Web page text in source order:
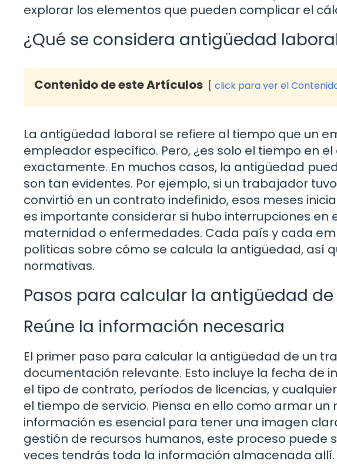
explorar los elementos que pueden complicar el
¿Qué se considera antigüedad
Contenido de este Artículos click para ver el
La antigüedad laboral se refiere al tiempo que un
empleador específico. Pero, ¿es solo el tiempo en
exactamente. En muchos casos, la antigüedad
son tan evidentes. Por ejemplo, si un trabajador
convirtió en un contrato indefinido, esos meses
es importante considerar si hubo interrupciones en
maternidad o enfermedades. Cada país y cada
políticas sobre cómo se calcula la antigüedad, así
normativas.
Pasos para calcular la antigüedad
Reúne la información necesaria
El primer paso para calcular la antigüedad de un
documentación relevante. Esto incluye la fecha de
el tipo de contrato, períodos de licencias, y
el tiempo de servicio. Piensa en ello como armar
información es esencial para tener una imagen
gestión de recursos humanos, este proceso puede
veces tendrás toda la información almacenada allí.